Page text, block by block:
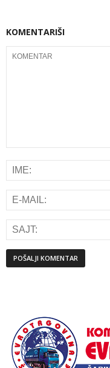
KOMENTARIŠI